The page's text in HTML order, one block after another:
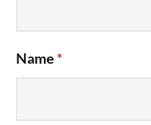
Name *